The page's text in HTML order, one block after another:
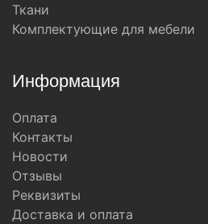
Ткани
Комплектующие для мебели
Информация
Оплата
Контакты
Новости
Отзывы
Реквизиты
Доставка и оплата